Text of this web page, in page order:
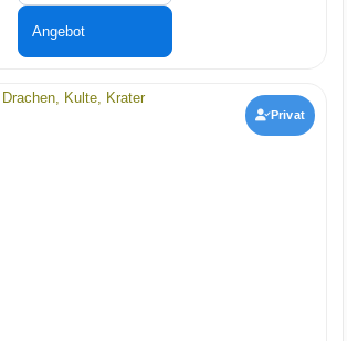
Angebot
Privat